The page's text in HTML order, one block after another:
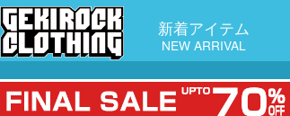
新着アイテム
NEW ARRIVAL